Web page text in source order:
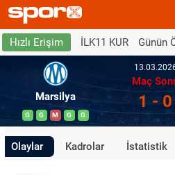
Hızlı Erişim İLK11 KUR Günün
Marsilya
G G M G G
Maç
1 - 0
Olaylar Kadrolar İstatistik